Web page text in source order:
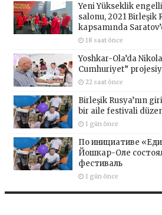
Yeni Yükseklik
salonu, 2021 Birleşik
kapsamında
18 saat önce
Yoshkar-Ola’da
Cumhuriyet”
22 saat önce
Birleşik Rusya’nın
bir aile festivali
1 gün önce
По инициативе
Йошкар-Оле
фестиваль
1 gün önce